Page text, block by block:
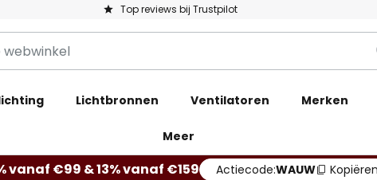
Top reviews bij Trustpilot
Lichtbronnen Ventilatoren Merken
Meer
vanaf €99 & 13% vanaf €159 Actiecode:WAUW Kopiëren